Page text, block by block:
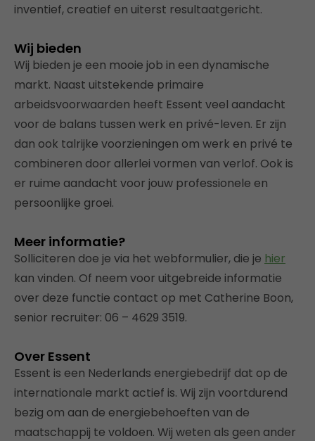
inventief, creatief en uiterst resultaatgericht.
Wij bieden
Wij bieden je een mooie job in een dynamische
markt. Naast uitstekende primaire
arbeidsvoorwaarden heeft Essent veel aandacht
voor de balans tussen werk en privé-leven. Er zijn
dan ook talrijke voorzieningen om werk en privé te
combineren door allerlei vormen van verlof. Ook is
er ruime aandacht voor jouw professionele en
persoonlijke groei.
Meer informatie?
Solliciteren doe je via het webformulier, die je hier
kan vinden. Of neem voor uitgebreide informatie
over deze functie contact op met Catherine Boon,
senior recruiter: 06 – 4629 3519.
Over Essent
Essent is een Nederlands energiebedrijf dat op de
internationale markt actief is. Wij zijn voortdurend
bezig om aan de energiebehoeften van de
maatschappij te voldoen. Wij weten als geen ander